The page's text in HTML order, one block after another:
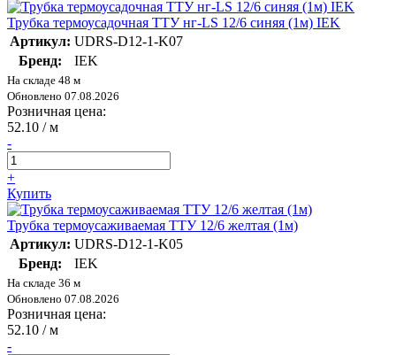
Трубка термоусадочная ТТУ нг-LS 12/6 синяя (1м) IEK
Артикул: UDRS-D12-1-K07
Бренд:
IEK
На складе 48 м
Обновлено 07.08.2026
Розничная цена:
52.10 / м
-
+
Купить
Трубка термоусаживаемая ТТУ 12/6 желтая (1м)
Артикул: UDRS-D12-1-K05
Бренд:
IEK
На складе 36 м
Обновлено 07.08.2026
Розничная цена:
52.10 / м
-